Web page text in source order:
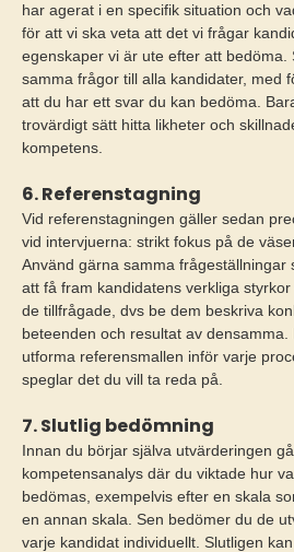
har agerat i en specifik situation och
för att vi ska veta att det vi frågar
egenskaper vi är ute efter att bedöma.
samma frågor till alla kandidater, med
att du har ett svar du kan bedöma.
trovärdigt sätt hitta likheter och
kompetens.
6. Referenstagning
Vid referenstagningen gäller sedan
vid intervjuerna: strikt fokus på de
Använd gärna samma frågeställningar
att få fram kandidatens verkliga
de tillfrågade, dvs be dem beskriva
beteenden och resultat av
utforma referensmallen inför varje
speglar det du vill ta reda på.
7. Slutlig bedömning
Innan du börjar själva utvärderingen
kompetensanalys där du viktade hur
bedömas, exempelvis efter en skala
en annan skala. Sen bedömer du de
varje kandidat individuellt. Slutligen